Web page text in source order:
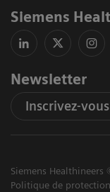
Siemens
Newsletter
Inscrivez-vous
Siemens Healthineers
Politique de